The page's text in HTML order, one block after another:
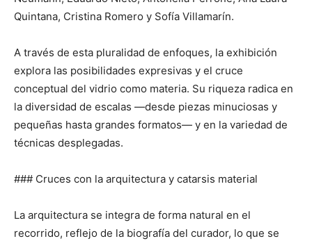
Quintana, Cristina Romero y Sofía Villamarín.
A través de esta pluralidad de enfoques, la exhibición
explora las posibilidades expresivas y el cruce
conceptual del vidrio como materia. Su riqueza radica en
la diversidad de escalas —desde piezas minuciosas y
pequeñas hasta grandes formatos— y en la variedad de
técnicas desplegadas.
### Cruces con la arquitectura y catarsis material
La arquitectura se integra de forma natural en el
recorrido, reflejo de la biografía del curador, lo que se